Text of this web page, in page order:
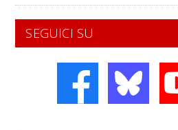
SEGUICI SU